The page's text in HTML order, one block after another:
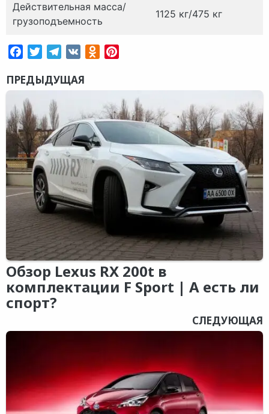
Действительная масса/
грузоподъемность
1125 кг/475 кг
FacebookTwitterTelegram
VK Odnoklassniki
ПРЕДЫДУЩАЯ
Обзор Lexus RX 200t в
комплектации F Sport | А есть ли
спорт?
СЛЕДУЮЩАЯ